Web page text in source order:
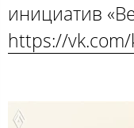
инициатив
https://